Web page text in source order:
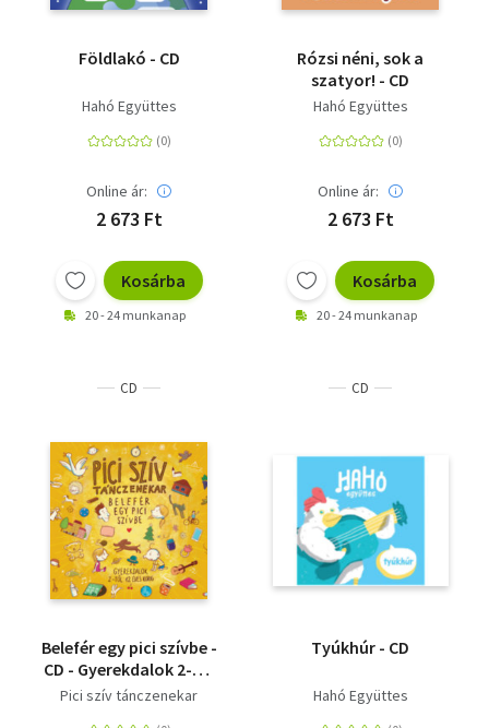
Földlakó - CD
Hahó Együttes
Online ár:
2 673 Ft
Kosárba
20 - 24 munkanap
Rózsi néni, sok a
szatyor! - CD
Hahó Együttes
Online ár:
2 673 Ft
Kosárba
20 - 24 munkanap
CD
Belefér egy pici szívbe -
CD - Gyerekdalok 2-től
12 éves korig
Pici szív tánczenekar
CD
Tyúkhúr - CD
Hahó Együttes